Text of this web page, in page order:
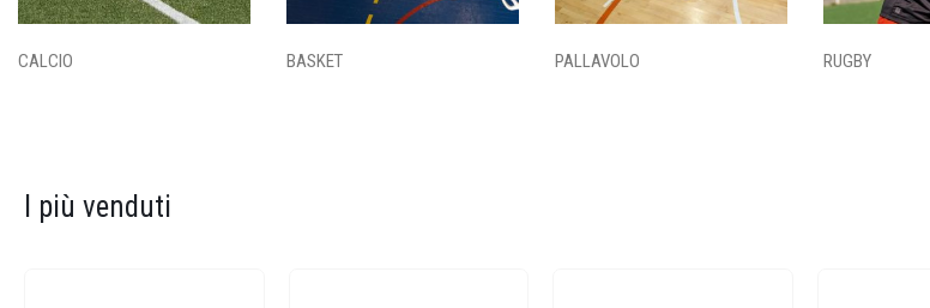
CALCIO BASKET PALLAVOLO RUGBY
I più venduti